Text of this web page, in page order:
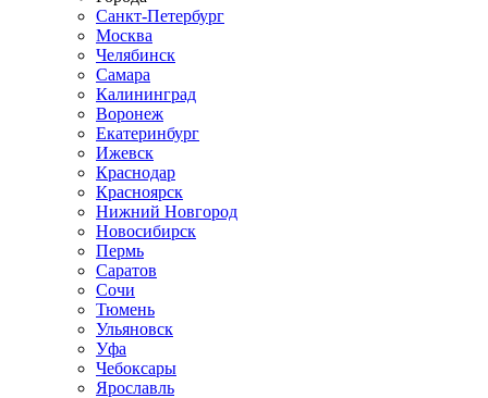
Санкт-Петербург
Москва
Челябинск
Самара
Калининград
Воронеж
Екатеринбург
Ижевск
Краснодар
Красноярск
Нижний Новгород
Новосибирск
Пермь
Саратов
Сочи
Тюмень
Ульяновск
Уфа
Чебоксары
Ярославль